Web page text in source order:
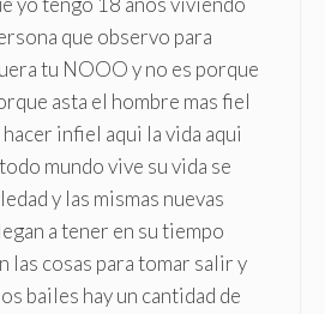
que observo para
tu NOOO y no es porque
asta el hombre mas fiel
infiel aqui la vida aqui
mundo vive su vida se
y las mismas nuevas
a tener en su tiempo
las cosas para tomar salir y
bailes hay un cantidad de